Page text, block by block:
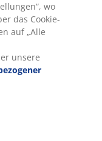
wo
das Cookie-
auf „Alle
unsere